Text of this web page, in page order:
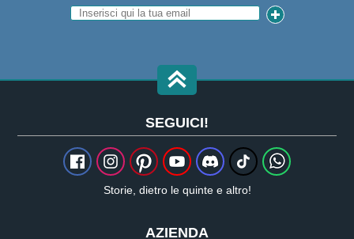
SEGUICI!
Storie, dietro le quinte e altro!
AZIENDA